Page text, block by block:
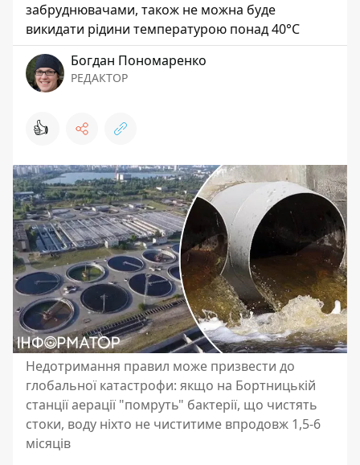
забруднювачами, також не можна буде
викидати рідини температурою понад 40°С
Богдан Пономаренко
РЕДАКТОР
👍
Недотримання правил може призвести до
глобальної катастрофи: якщо на Бортницькій
станції аерації "помруть" бактерії, що чистять
стоки, воду ніхто не чиститиме впродовж 1,5-6
місяців